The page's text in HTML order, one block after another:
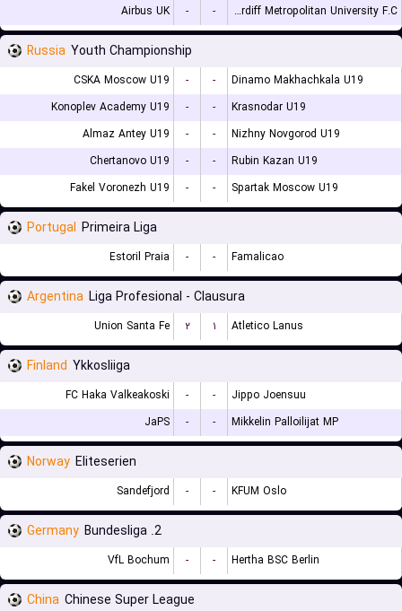
Airbus UK
- - Cardiff Metropolitan University F.C.
Russia Youth Championship
CSKA Moscow U19 - -
Dinamo Makhachkala U19
Konoplev Academy U19
- -
Krasnodar U19
Almaz Antey U19
- -
Nizhny Novgorod U19
Chertanovo U19
- -
Rubin Kazan U19
Fakel Voronezh U19
- - Spartak Moscow U19
Portugal Primeira Liga
Estoril Praia - - Famalicao
Argentina Liga Profesional - Clausura
Union Santa Fe ۲ ۱ Atletico Lanus
Finland Ykkosliiga
FC Haka Valkeakoski - -
Jippo Joensuu
JaPS
- - Mikkelin Palloilijat MP
Norway Eliteserien
Sandefjord - - KFUM Oslo
Germany 2. Bundesliga
VfL Bochum - - Hertha BSC Berlin
China Chinese Super League